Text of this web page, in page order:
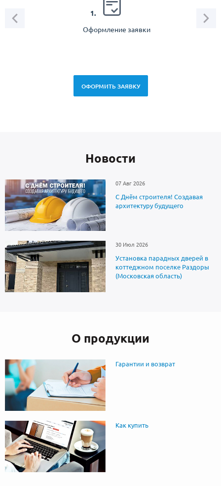
1.
Оформление заявки
ОФОРМИТЬ ЗАЯВКУ
Новоcти
07 Авг 2026
С Днём строителя! Создавая
архитектуру будущего
30 Июл 2026
Установка парадных дверей в
коттеджном поселке Раздоры
(Московская область)
О продукции
Гарантии и возврат
Как купить